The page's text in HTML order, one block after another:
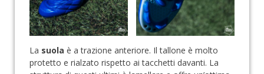
La suola è a trazione anteriore. Il tallone è molto
protetto e rialzato rispetto ai tacchetti davanti. La